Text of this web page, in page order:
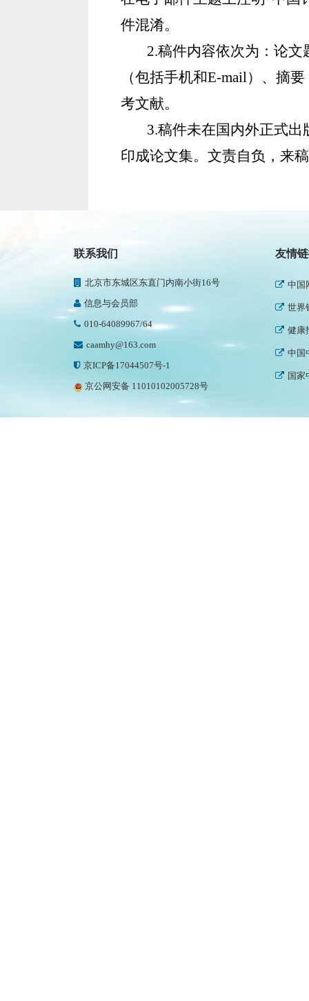
件混淆。
2.稿件内容依次为：论文
（包括手机和E-mail）、摘
考文献。
3.稿件未在国内外正式出
印成论文集。文责自负，来
联系我们
北京市东城区东直门内南小街16号
信息与会员部
010-64089967/64
caamhy@163.com
京ICP备17044507号-1
京公网安备 11010102005728号
友情
人民
中国
世界
健康
中国
国家
中国